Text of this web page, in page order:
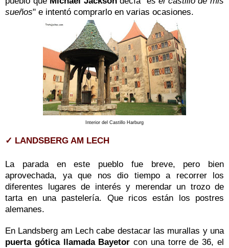
sueños" e intentó comprarlo en varias ocasiones.
Interior del Castillo Harburg
✓ LANDSBERG AM LECH
La parada en este pueblo fue breve, pero bien
aprovechada, ya que nos dio tiempo a recorrer los
diferentes lugares de interés y merendar un trozo de
tarta en una pastelería. Que ricos están los postres
alemanes.
En Landsberg am Lech cabe destacar las murallas y una
puerta gótica llamada Bayetor con una torre de 36,el